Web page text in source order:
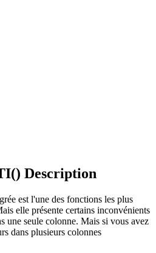
Description
est l'une des fonctions les plus
elle présente certains inconvénients
une seule colonne. Mais si vous avez
dans plusieurs colonnes